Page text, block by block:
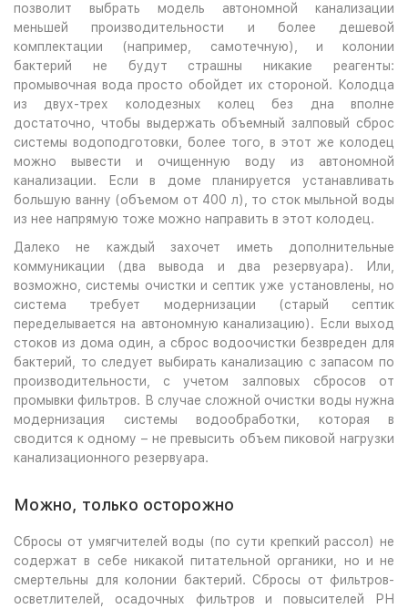
позволит выбрать модель автономной канализации
меньшей производительности и более дешевой
комплектации (например, самотечную), и колонии
бактерий не будут страшны никакие реагенты:
промывочная вода просто обойдет их стороной. Колодца
из двух-трех колодезных колец без дна вполне
достаточно, чтобы выдержать объемный залповый сброс
системы водоподготовки, более того, в этот же колодец
можно вывести и очищенную воду из автономной
канализации. Если в доме планируется устанавливать
большую ванну (объемом от 400 л), то сток мыльной воды
из нее напрямую тоже можно направить в этот колодец.
Далеко не каждый захочет иметь дополнительные
коммуникации (два вывода и два резервуара). Или,
возможно, системы очистки и септик уже установлены, но
система требует модернизации (старый септик
переделывается на автономную канализацию). Если выход
стоков из дома один, а сброс водоочистки безвреден для
бактерий, то следует выбирать канализацию с запасом по
производительности, с учетом залповых сбросов от
промывки фильтров. В случае сложной очистки воды нужна
модернизация системы водообработки, которая в
сводится к одному – не превысить объем пиковой нагрузки
канализационного резервуара.
Можно, только осторожно
Сбросы от умягчителей воды (по сути крепкий рассол) не
содержат в себе никакой питательной органики, но и не
смертельны для колонии бактерий. Сбросы от фильтров-
осветлителей, осадочных фильтров и повысителей РН